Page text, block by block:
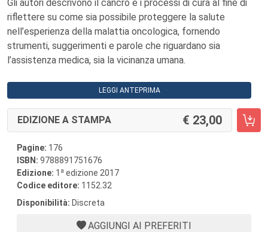
Gli autori descrivono il cancro e i processi di cura al fine di
riflettere su come sia possibile proteggere la salute
nell’esperienza della malattia oncologica, fornendo
strumenti, suggerimenti e parole che riguardano sia
l’assistenza medica, sia la vicinanza umana.
LEGGI ANTEPRIMA
EDIZIONE A STAMPA 23,00
Pagine: 176
ISBN: 9788891751676
Edizione: 1 a edizione 2017
Codice editore: 1152.32
Disponibilità: Discreta
AGGIUNGI AI PREFERITI